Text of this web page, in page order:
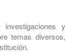
y
temas diversos,